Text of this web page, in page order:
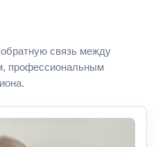
связь между
профессиональным